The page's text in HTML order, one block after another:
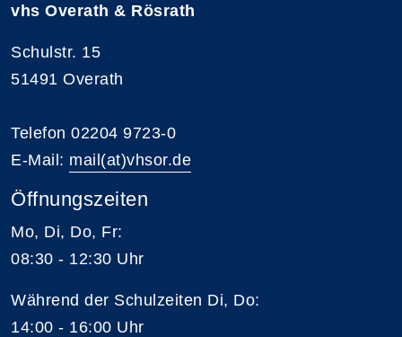
vhs Overath & Rösrath
Schulstr. 15
51491 Overath
Telefon 02204 9723-0
E-Mail: mail(at)vhsor.de
Öffnungszeiten
Mo, Di, Do, Fr:
08:30 - 12:30 Uhr
Während der Schulzeiten Di, Do:
14:00 - 16:00 Uhr